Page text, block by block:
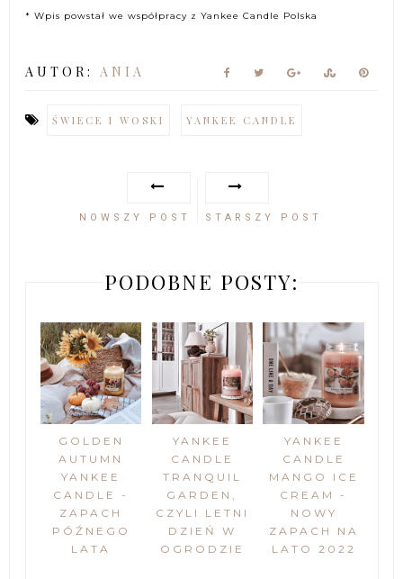
* Wpis powstał we współpracy z Yankee Candle Polska
AUTOR:ANIA
ŚWIECE I WOSKI YANKEE CANDLE
NOWSZY POST STARSZY POST
PODOBNE POSTY:
GOLDEN
AUTUMN
YANKEE
CANDLE -
ZAPACH
PÓŹNEGO
LATA
YANKEE
CANDLE
TRANQUIL
GARDEN,
CZYLI LETNI
DZIEŃ W
OGRODZIE
YANKEE
CANDLE
MANGO ICE
CREAM -
NOWY
ZAPACH NA
LATO 2022